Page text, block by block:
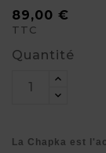
89,00 €
TTC
Quantité
La Chapka est